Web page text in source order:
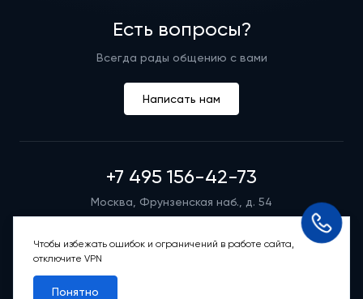
Есть вопросы?
Всегда рады общению с вами
Написать нам
+7 495 156-42-73
Москва, Фрунзенская наб., д. 54
Режим работы группы телефонных продаж
Пн-вс: 9:00 – 21:00
Чтобы избежать ошибок и ограничений в работе сайта,
отключите VPN
Понятно